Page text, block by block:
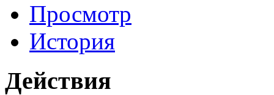
Просмотр
История
Действия